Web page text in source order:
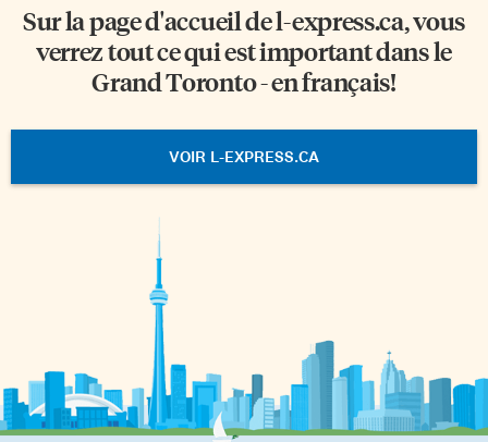
Sur la page d'accueil del-express.ca, vous
verrez tout ce qui est important dans le
Grand Toronto - en français!
VOIR L-EXPRESS.CA